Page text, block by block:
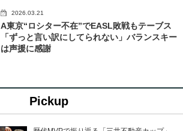
2026.03.21
A東京“ロシター不在”でEASL敗戦もテーブス
「ずっと言い訳にしてられない」バランスキー
は声援に感謝
Pickup